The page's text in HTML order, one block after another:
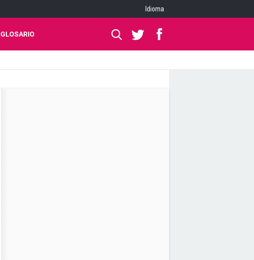
Idioma
GLOSARIO